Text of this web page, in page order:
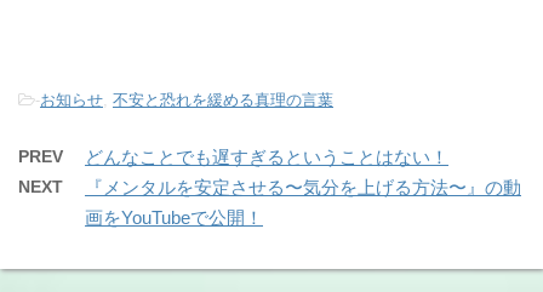
-お知らせ 不安と恐れを緩める真理の言葉
PREV どんなことでも遅すぎるということはない！
NEXT
『メンタルを安定させる〜気分を上げる方法〜』の動
画をYouTubeで公開！